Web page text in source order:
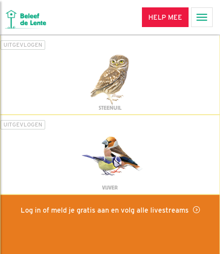
HELP MEE
UITGEVLOGEN
STEENUIL
UITGEVLOGEN
VIJVER
Log in of meld je gratis aan en volg alle livestreams